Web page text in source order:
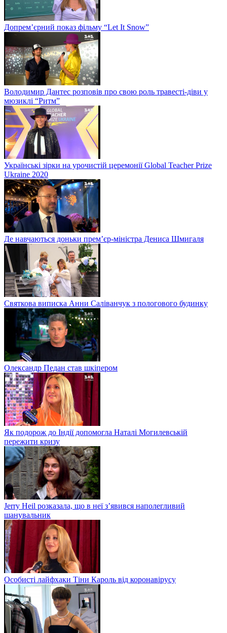
Допрем’єрний показ фільму “Let It Snow”
Володимир Дантес розповів про свою роль травесті-діви у
мюзиклі “Ритм”
Українські зірки на урочистій церемонії Global Teacher Prize
Ukraine 2020
Де навчаються доньки прем’єр-міністра Дениса Шмигаля
Святкова виписка Анни Саліванчук з пологового будинку
Олександр Педан став шкіпером
Як подорож до Індії допомогла Наталі Могилевській
пережити кризу
Jerry Heil розказала, що в неї з’явився наполегливий
шанувальник
Особисті лайфхаки Тіни Кароль від коронавірусу